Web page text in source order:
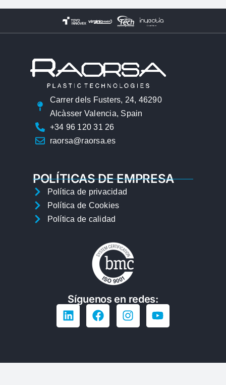
Carrer dels Fusters, 24, 46290
Alcàsser Valencia, Spain
+34 96 120 31 26
raorsa@raorsa.es
POLÍTICAS DE EMPRESA
Política de privacidad
Política de Cookies
Política de calidad
Síguenos en redes: